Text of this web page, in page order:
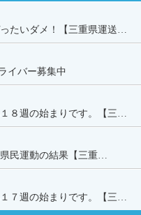
たいダメ！【三重県運送…
イバー募集中
８週の始まりです。【三…
民運動の結果【三重…
７週の始まりです。【三…